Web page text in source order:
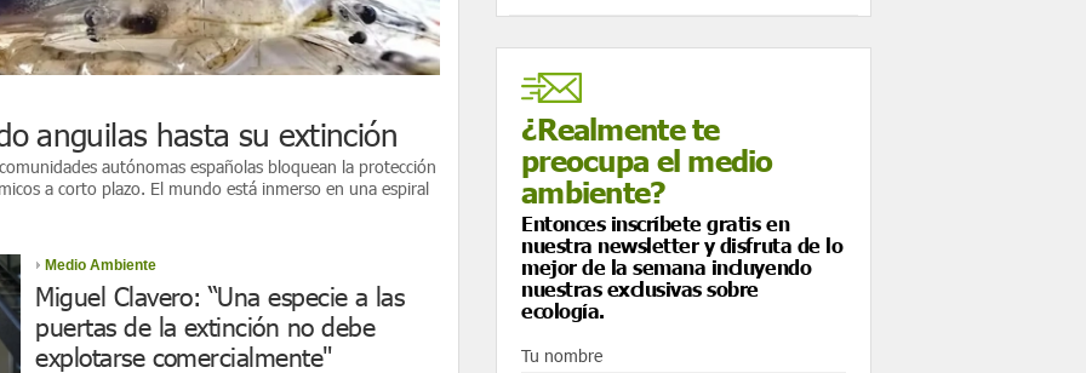
anguilas hasta su extinción
autónomas españolas bloquean la protección
a corto plazo. El mundo está inmerso en una espiral
Medio Ambiente
Miguel Clavero: “Una especie a las
puertas de la extinción no debe
explotarse comercialmente"
¿Realmente te
preocupa el medio
ambiente?
Entonces inscríbete gratis en
nuestra newsletter y disfruta de lo
mejor de la semana incluyendo
nuestras exclusivas sobre
ecología.
Tu nombre